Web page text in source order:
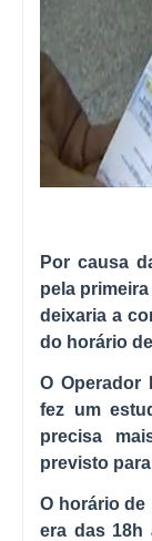
Por causa
pela
deixaria a
do horário
O Operador
fez um
precisa
previsto
O horário
era das 18h